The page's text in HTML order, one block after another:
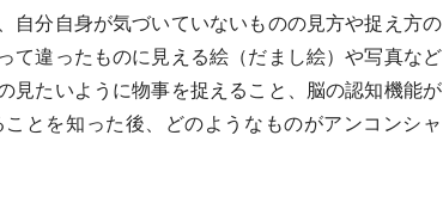
自分自身が気づいていないものの見方や捉え方の
て違ったものに見える絵（だまし絵）や写真など
見たいように物事を捉えること、脳の認知機能が
とを知った後、どのようなものがアンコンシャ